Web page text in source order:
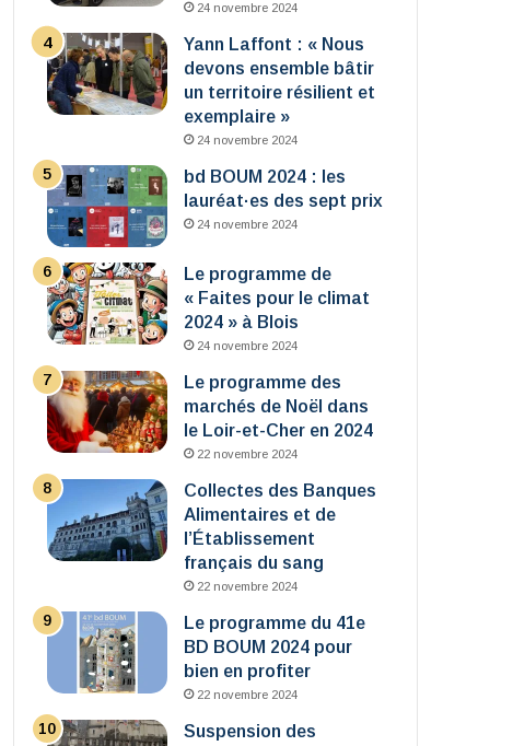
24 novembre 2024
Yann Laffont : « Nous
devons ensemble bâtir
un territoire résilient et
exemplaire »
24 novembre 2024
bd BOUM 2024 : les
lauréat·es des sept prix
24 novembre 2024
Le programme de
« Faites pour le climat
2024 » à Blois
24 novembre 2024
Le programme des
marchés de Noël dans
le Loir-et-Cher en 2024
22 novembre 2024
Collectes des Banques
Alimentaires et de
l’Établissement
français du sang
22 novembre 2024
Le programme du 41e
BD BOUM 2024 pour
bien en profiter
22 novembre 2024
Suspension des